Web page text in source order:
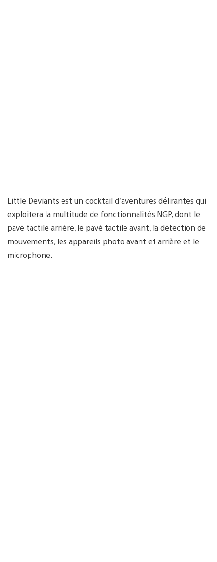
Little Deviants est un cocktail d’aventures délirantes qui
exploitera la multitude de fonctionnalités NGP, dont le
pavé tactile arrière, le pavé tactile avant, la détection de
mouvements, les appareils photo avant et arrière et le
microphone.